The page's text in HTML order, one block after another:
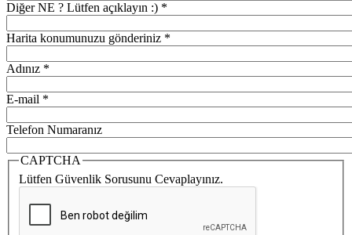
Diğer NE ? Lütfen açıklayın :) *
Harita konumunuzu gönderiniz *
Adınız *
E-mail *
Telefon Numaranız
CAPTCHA
Lütfen Güvenlik Sorusunu Cevaplayınız.